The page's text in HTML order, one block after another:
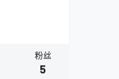
粉丝
5